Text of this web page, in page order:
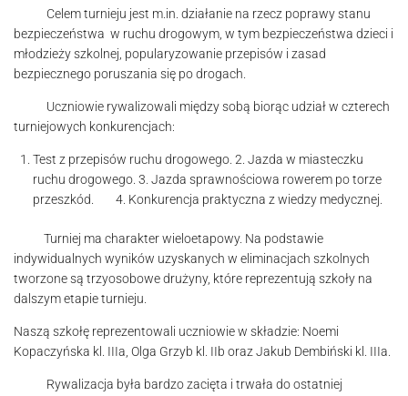
Celem turnieju jest m.in. działanie na rzecz poprawy stanu
bezpieczeństwa w ruchu drogowym, w tym bezpieczeństwa dzieci i
młodzieży szkolnej, popularyzowanie przepisów i zasad
bezpiecznego poruszania się po drogach.
Uczniowie rywalizowali między sobą biorąc udział w czterech
turniejowych konkurencjach:
Test z przepisów ruchu drogowego. 2. Jazda w miasteczku
ruchu drogowego. 3. Jazda sprawnościowa rowerem po torze
przeszkód. 4. Konkurencja praktyczna z wiedzy medycznej.
Turniej ma charakter wieloetapowy. Na podstawie
indywidualnych wyników uzyskanych w eliminacjach szkolnych
tworzone są trzyosobowe drużyny, które reprezentują szkoły na
dalszym etapie turnieju.
Naszą szkołę reprezentowali uczniowie w składzie: Noemi
Kopaczyńska kl. IIIa, Olga Grzyb kl. IIb oraz Jakub Dembiński kl. IIIa.
Rywalizacja była bardzo zacięta i trwała do ostatniej